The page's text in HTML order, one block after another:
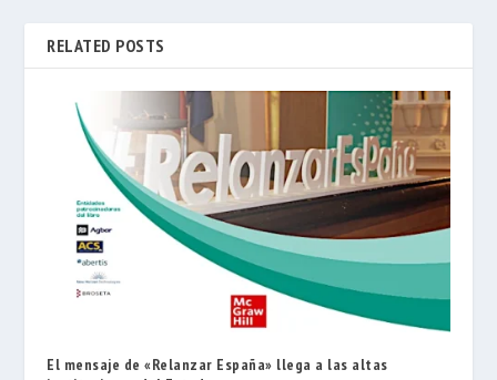
RELATED POSTS
El mensaje de «Relanzar España» llega a las altas